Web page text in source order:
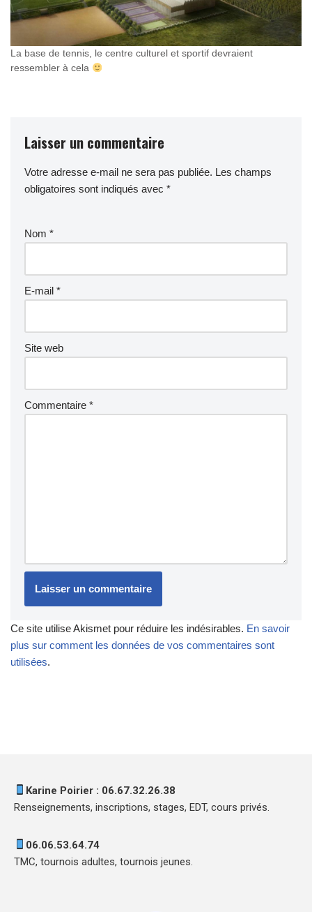
La base de tennis, le centre culturel et sportif devraient
ressembler à cela
Laisser un commentaire
Votre adresse e-mail ne sera pas publiée. Les champs
obligatoires sont indiqués avec *
Nom *
E-mail *
Site web
Commentaire *
Ce site utilise Akismet pour réduire les indésirables. En savoir
plus sur comment les données de vos commentaires sont
utilisées.
Karine Poirier : 06.67.32.26.38
Renseignements, inscriptions, stages, EDT, cours privés.
06.06.53.64.74
TMC, tournois adultes, tournois jeunes.